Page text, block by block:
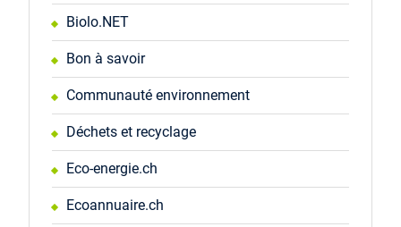
Biolo.NET
Bon à savoir
Communauté environnement
Déchets et recyclage
Eco-energie.ch
Ecoannuaire.ch